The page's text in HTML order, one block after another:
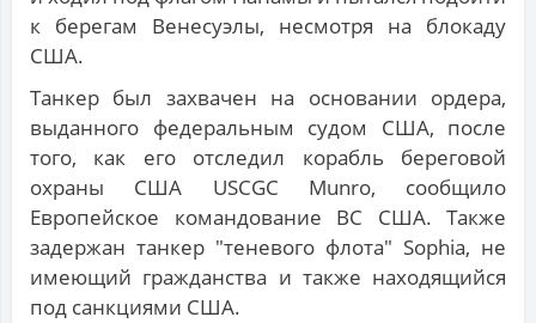
к берегам Венесуэлы, несмотря на блокаду
США.
Танкер был захвачен на основании ордера,
выданного федеральным судом США, после
того, как его отследил корабль береговой
охраны США USCGC Munro, сообщило
Европейское командование ВС США. Также
задержан танкер "теневого флота" Sophia, не
имеющий гражданства и также находящийся
под санкциями США.